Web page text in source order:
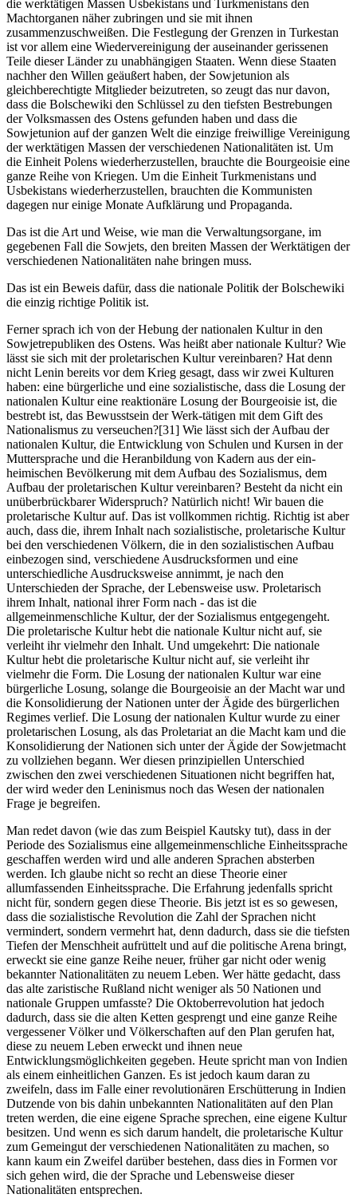
die werktätigen Massen Usbekistans und Turkmenistans den
Machtorganen näher zubringen und sie mit ihnen
zusammenzuschweißen. Die Festlegung der Grenzen in Turkestan
ist vor allem eine Wiedervereinigung der auseinander gerissenen
Teile dieser Länder zu unabhängigen Staaten. Wenn diese Staaten
nachher den Willen geäußert haben, der Sowjetunion als
gleichberechtigte Mitglieder beizutreten, so zeugt das nur davon,
dass die Bolschewiki den Schlüssel zu den tiefsten Bestrebungen
der Volksmassen des Ostens gefunden haben und dass die
Sowjetunion auf der ganzen Welt die einzige freiwillige Vereinigung
der werktätigen Massen der verschiedenen Nationalitäten ist. Um
die Einheit Polens wiederherzustellen, brauchte die Bourgeoisie eine
ganze Reihe von Kriegen. Um die Einheit Turkmenistans und
Usbekistans wiederherzustellen, brauchten die Kommunisten
dagegen nur einige Monate Aufklärung und Propaganda.
Das ist die Art und Weise, wie man die Verwaltungsorgane, im
gegebenen Fall die Sowjets, den breiten Massen der Werktätigen der
verschiedenen Nationalitäten nahe bringen muss.
Das ist ein Beweis dafür, dass die nationale Politik der Bolschewiki
die einzig richtige Politik ist.
Ferner sprach ich von der Hebung der nationalen Kultur in den
Sowjetrepubliken des Ostens. Was heißt aber nationale Kultur? Wie
lässt sie sich mit der proletarischen Kultur vereinbaren? Hat denn
nicht Lenin bereits vor dem Krieg gesagt, dass wir zwei Kulturen
haben: eine bürgerliche und eine sozialistische, dass die Losung der
nationalen Kultur eine reaktionäre Losung der Bourgeoisie ist, die
bestrebt ist, das Bewusstsein der Werk-tätigen mit dem Gift des
Nationalismus zu verseuchen?[31] Wie lässt sich der Aufbau der
nationalen Kultur, die Entwicklung von Schulen und Kursen in der
Muttersprache und die Heranbildung von Kadern aus der ein-
heimischen Bevölkerung mit dem Aufbau des Sozialismus, dem
Aufbau der proletarischen Kultur vereinbaren? Besteht da nicht ein
unüberbrückbarer Widerspruch? Natürlich nicht! Wir bauen die
proletarische Kultur auf. Das ist vollkommen richtig. Richtig ist aber
auch, dass die, ihrem Inhalt nach sozialistische, proletarische Kultur
bei den verschiedenen Völkern, die in den sozialistischen Aufbau
einbezogen sind, verschiedene Ausdrucksformen und eine
unterschiedliche Ausdrucksweise annimmt, je nach den
Unterschieden der Sprache, der Lebensweise usw. Proletarisch
ihrem Inhalt, national ihrer Form nach - das ist die
allgemeinmenschliche Kultur, der der Sozialismus entgegengeht.
Die proletarische Kultur hebt die nationale Kultur nicht auf, sie
verleiht ihr vielmehr den Inhalt. Und umgekehrt: Die nationale
Kultur hebt die proletarische Kultur nicht auf, sie verleiht ihr
vielmehr die Form. Die Losung der nationalen Kultur war eine
bürgerliche Losung, solange die Bourgeoisie an der Macht war und
die Konsolidierung der Nationen unter der Ägide des bürgerlichen
Regimes verlief. Die Losung der nationalen Kultur wurde zu einer
proletarischen Losung, als das Proletariat an die Macht kam und die
Konsolidierung der Nationen sich unter der Ägide der Sowjetmacht
zu vollziehen begann. Wer diesen prinzipiellen Unterschied
zwischen den zwei verschiedenen Situationen nicht begriffen hat,
der wird weder den Leninismus noch das Wesen der nationalen
Frage je begreifen.
Man redet davon (wie das zum Beispiel Kautsky tut), dass in der
Periode des Sozialismus eine allgemeinmenschliche Einheitssprache
geschaffen werden wird und alle anderen Sprachen absterben
werden. Ich glaube nicht so recht an diese Theorie einer
allumfassenden Einheitssprache. Die Erfahrung jedenfalls spricht
nicht für, sondern gegen diese Theorie. Bis jetzt ist es so gewesen,
dass die sozialistische Revolution die Zahl der Sprachen nicht
vermindert, sondern vermehrt hat, denn dadurch, dass sie die tiefsten
Tiefen der Menschheit aufrüttelt und auf die politische Arena bringt,
erweckt sie eine ganze Reihe neuer, früher gar nicht oder wenig
bekannter Nationalitäten zu neuem Leben. Wer hätte gedacht, dass
das alte zaristische Rußland nicht weniger als 50 Nationen und
nationale Gruppen umfasste? Die Oktoberrevolution hat jedoch
dadurch, dass sie die alten Ketten gesprengt und eine ganze Reihe
vergessener Völker und Völkerschaften auf den Plan gerufen hat,
diese zu neuem Leben erweckt und ihnen neue
Entwicklungsmöglichkeiten gegeben. Heute spricht man von Indien
als einem einheitlichen Ganzen. Es ist jedoch kaum daran zu
zweifeln, dass im Falle einer revolutionären Erschütterung in Indien
Dutzende von bis dahin unbekannten Nationalitäten auf den Plan
treten werden, die eine eigene Sprache sprechen, eine eigene Kultur
besitzen. Und wenn es sich darum handelt, die proletarische Kultur
zum Gemeingut der verschiedenen Nationalitäten zu machen, so
kann kaum ein Zweifel darüber bestehen, dass dies in Formen vor
sich gehen wird, die der Sprache und Lebensweise dieser
Nationalitäten entsprechen.